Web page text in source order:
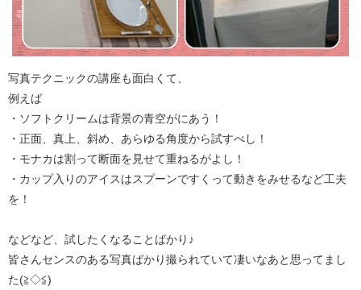
写真テクニックの講座も面白くて、
例えば
・ソフトクリームは背景の青空がにあう！
・正面、真上、斜め、あらゆる角度から試すべし！
・モナカは割って断面を見せて重ねるがよし！
・カップ入りのアイスはスプーンですくって動きをみせるなど工夫
を！
などなど、試したくなることばかり♪
皆さんセンスのある写真ばかり撮られていて凄いなあと思ってまし
た(≧◇≦)